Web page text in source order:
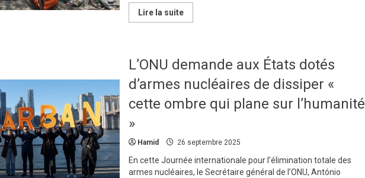
Lire la suiteEn
savoir
Sud
:
alerte
une
explosion
d’atteintes
droits
humains
L’ONU demande aux États dotés
d’armes nucléaires de dissiper «
cette ombre qui plane sur l’humanité
»
Hamid 26 septembre 2025
En cette Journée internationale pour l’élimination totale des
armes nucléaires, le Secrétaire général de l’ONU, António